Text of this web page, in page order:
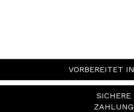
VORBEREITET IN
SICHERE
ZAHLUNG